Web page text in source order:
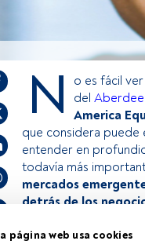
página web usa cookies
N o es fácil ver
del
America
que considera puede
entender en
todavía más
mercados
detrás de los